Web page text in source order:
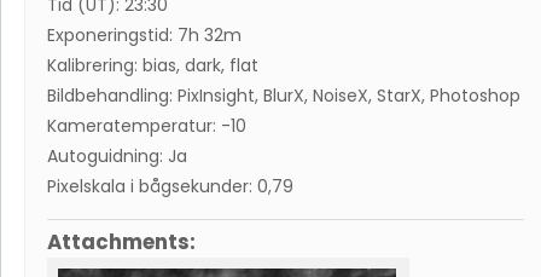
Exponeringstid: 7h 32m
Kalibrering: bias, dark, flat
Bildbehandling: PixInsight, BlurX, NoiseX, StarX, Photoshop
Kameratemperatur: -10
Autoguidning: Ja
Pixelskala i bågsekunder: 0,79
Attachments: